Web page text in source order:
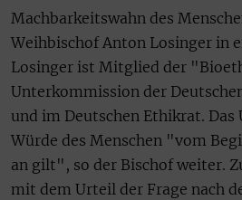
Machbarkeitswahn des
Weihbischof Anton Losinger in
Losinger ist Mitglied der
Unterkommission der
und im Deutschen Ethikrat. Das
Würde des Menschen "vom
an gilt", so der Bischof weiter.
mit dem Urteil der Frage nach